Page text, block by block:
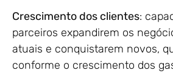
Crescimento dos clientes:
parceiros expandirem os
atuais e conquistarem novos,
conforme o crescimento dos